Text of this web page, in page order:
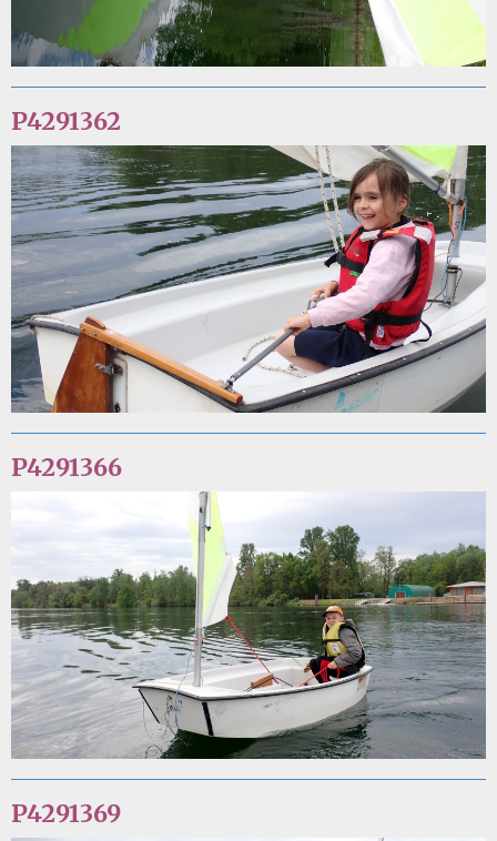
P4291362
P4291366
P4291369